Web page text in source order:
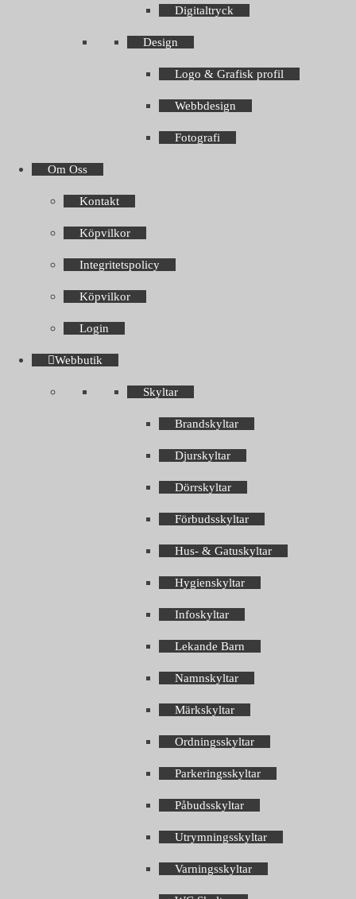
Digitaltryck
Design
Logo & Grafisk profil
Webbdesign
Fotografi
Om Oss
Kontakt
Köpvilkor
Integritetspolicy
Köpvilkor
Login
Webbutik
Skyltar
Brandskyltar
Djurskyltar
Dörrskyltar
Förbudsskyltar
Hus- & Gatuskyltar
Hygienskyltar
Infoskyltar
Lekande Barn
Namnskyltar
Märkskyltar
Ordningsskyltar
Parkeringsskyltar
Påbudsskyltar
Utrymningsskyltar
Varningsskyltar